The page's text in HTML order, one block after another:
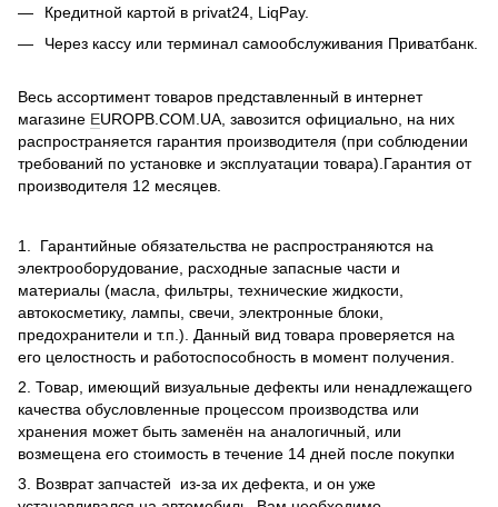
Кредитной картой в privat24, LiqPay.
Через кассу или терминал самообслуживания Приватбанк.
Весь ассортимент товаров представленный в интернет
магазине EUROPB.COM.UA, завозится официально, на них
распространяется гарантия производителя (при соблюдении
требований по установке и эксплуатации товара).Гарантия от
производителя 12 месяцев.
1. Гарантийные обязательства не распространяются на
электрооборудование, расходные запасные части и
материалы (масла, фильтры, технические жидкости,
автокосметику, лампы, свечи, электронные блоки,
предохранители и т.п.). Данный вид товара проверяется на
его целостность и работоспособность в момент получения.
2. Товар, имеющий визуальные дефекты или ненадлежащего
качества обусловленные процессом производства или
хранения может быть заменён на аналогичный, или
возмещена его стоимость в течение 14 дней после покупки
3. Возврат запчастей из-за их дефекта, и он уже